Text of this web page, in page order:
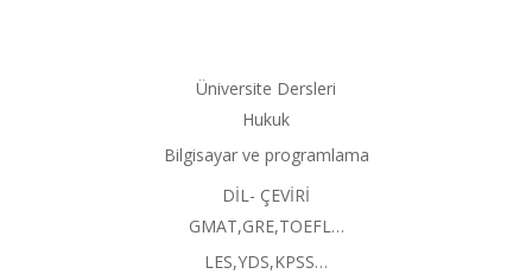
Üniversite Dersleri
Hukuk
Bilgisayar ve programlama
DİL- ÇEVİRİ
GMAT,GRE,TOEFL…
LES,YDS,KPSS…